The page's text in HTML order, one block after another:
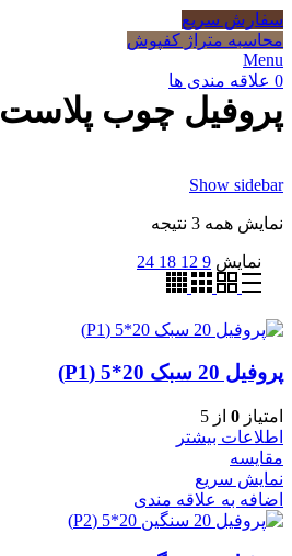
سفارش سریع
محاسبه متراژ کفپوش
Menu
0 علاقه مندی ها
پروفیل چوب پلاست
Show sidebar
نمایش همه 3 نتیجه
نمایش 9
12
18
24
پروفیل 20 سبک 20*5 (P1)
امتیاز 0 از 5
اطلاعات بیشتر
مقایسه
نمایش سریع
اضافه به علاقه مندی